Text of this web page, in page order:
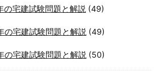
の宅建試験問題と解説(49)
の宅建試験問題と解説(49)
の宅建試験問題と解説(50)